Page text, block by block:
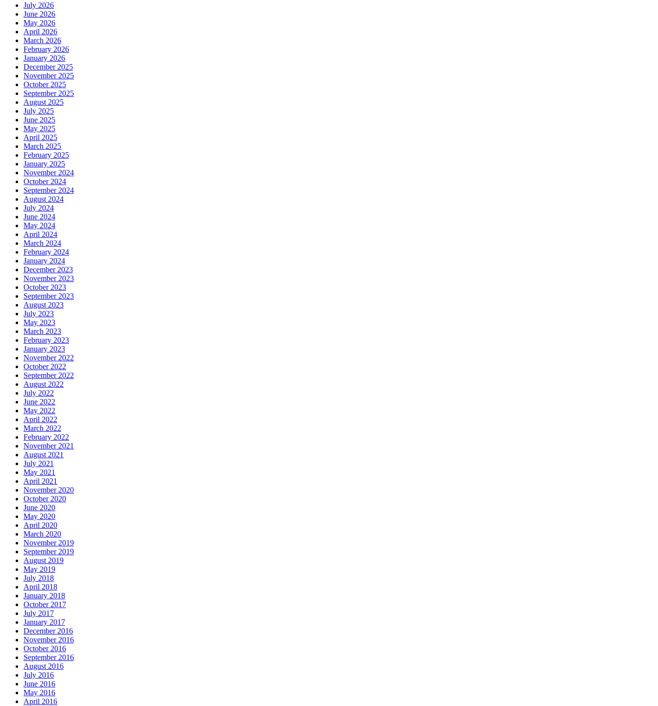
July 2026
June 2026
May 2026
April 2026
March 2026
February 2026
January 2026
December 2025
November 2025
October 2025
September 2025
August 2025
July 2025
June 2025
May 2025
April 2025
March 2025
February 2025
January 2025
November 2024
October 2024
September 2024
August 2024
July 2024
June 2024
May 2024
April 2024
March 2024
February 2024
January 2024
December 2023
November 2023
October 2023
September 2023
August 2023
July 2023
May 2023
March 2023
February 2023
January 2023
November 2022
October 2022
September 2022
August 2022
July 2022
June 2022
May 2022
April 2022
March 2022
February 2022
November 2021
August 2021
July 2021
May 2021
April 2021
November 2020
October 2020
June 2020
May 2020
April 2020
March 2020
November 2019
September 2019
August 2019
May 2019
July 2018
April 2018
January 2018
October 2017
July 2017
January 2017
December 2016
November 2016
October 2016
September 2016
August 2016
July 2016
June 2016
May 2016
April 2016